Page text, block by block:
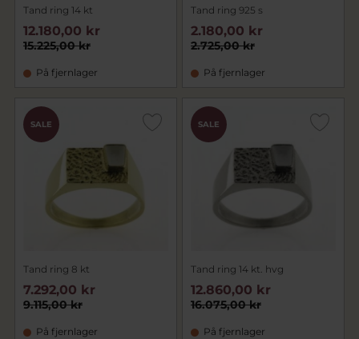
Tand ring 14 kt
15.225,00 kr
12.180,00 kr
På fjernlager
Tand ring 925 s
2.725,00 kr
2.180,00 kr
På fjernlager
SALE
Tand ring 8 kt
9.115,00 kr
7.292,00 kr
På fjernlager
SALE
Tand ring 14 kt. hvg
16.075,00 kr
12.860,00 kr
På fjernlager